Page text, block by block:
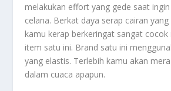
melakukan effort yang gede saat
celana. Berkat daya serap cairan
kamu kerap berkeringat sangat cocok
item satu ini. Brand satu ini
yang elastis. Terlebih kamu akan
dalam cuaca apapun.